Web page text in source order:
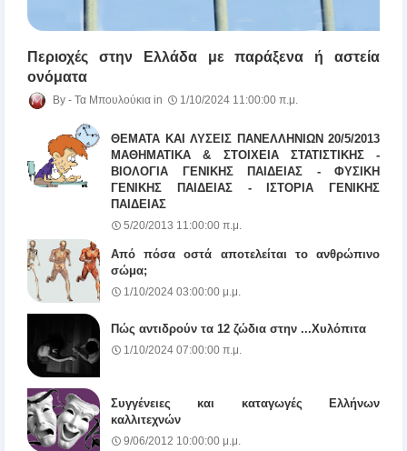
Περιοχές στην Ελλάδα με παράξενα ή αστεία
ονόματα
Τα Μπουλούκια 1/10/2024 11:00:00 π.μ.
ΘΕΜΑΤΑ ΚΑΙ ΛΥΣΕΙΣ ΠΑΝΕΛΛΗΝΙΩΝ 20/5/2013
ΜΑΘΗΜΑΤΙΚΑ & ΣΤΟΙΧΕΙΑ ΣΤΑΤΙΣΤΙΚΗΣ -
ΒΙΟΛΟΓΙΑ ΓΕΝΙΚΗΣ ΠΑΙΔΕΙΑΣ - ΦΥΣΙΚΗ
ΓΕΝΙΚΗΣ ΠΑΙΔΕΙΑΣ - ΙΣΤΟΡΙΑ ΓΕΝΙΚΗΣ
ΠΑΙΔΕΙΑΣ
5/20/2013 11:00:00 π.μ.
Από πόσα οστά αποτελείται το ανθρώπινο
σώμα;
1/10/2024 03:00:00 μ.μ.
Πώς αντιδρούν τα 12 ζώδια στην ...Χυλόπιτα
1/10/2024 07:00:00 π.μ.
Συγγένειες και καταγωγές Ελλήνων
καλλιτεχνών
9/06/2012 10:00:00 μ.μ.